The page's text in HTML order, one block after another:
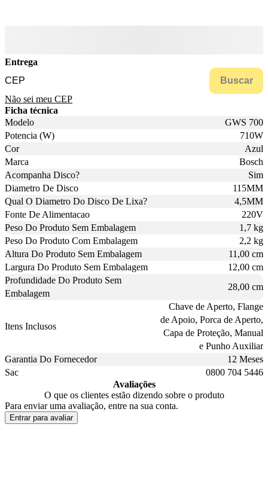
Entrega
Buscar
Não sei meu CEP
Ficha técnica
Modelo
GWS 700
Potencia (W)
710W
Cor
Azul
Marca
Bosch
Acompanha Disco?
Sim
Diametro De Disco
115MM
Qual O Diametro Do Disco De Lixa?
4,5MM
Fonte De Alimentacao
220V
Peso Do Produto Sem Embalagem
1,7 kg
Peso Do Produto Com Embalagem
2,2 kg
Altura Do Produto Sem Embalagem
11,00 cm
Largura Do Produto Sem Embalagem
12,00 cm
Profundidade Do Produto Sem
Embalagem
28,00 cm
Itens Inclusos
Chave de Aperto, Flange
de Apoio, Porca de Aperto,
Capa de Proteção, Manual
e Punho Auxiliar
Garantia Do Fornecedor
12 Meses
Sac
0800 704 5446
Avaliações
O que os clientes estão dizendo sobre o produto
Para enviar uma avaliação, entre na sua conta.
Entrar para avaliar